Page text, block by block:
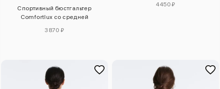
Спортивный бюстгальтер
Comfortlux со средней
3870 ₽
4450 ₽